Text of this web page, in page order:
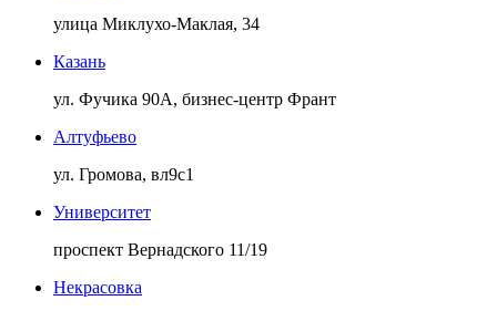
улица Миклухо-Маклая, 34
Казань
ул. Фучика 90А, бизнес-центр Франт
Алтуфьево
ул. Громова, вл9с1
Университет
проспект Вернадского 11/19
Некрасовка